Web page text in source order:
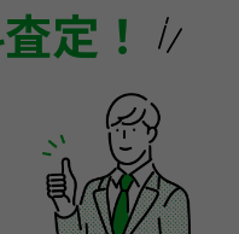
定！